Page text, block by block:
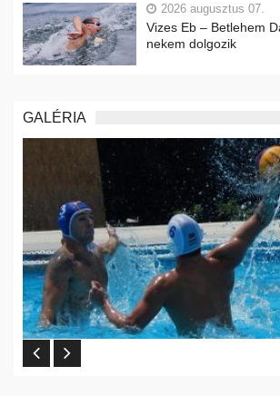
2026 augusztus 07.
Vizes Eb – Betlehem
nekem dolgozik
GALÉRIA